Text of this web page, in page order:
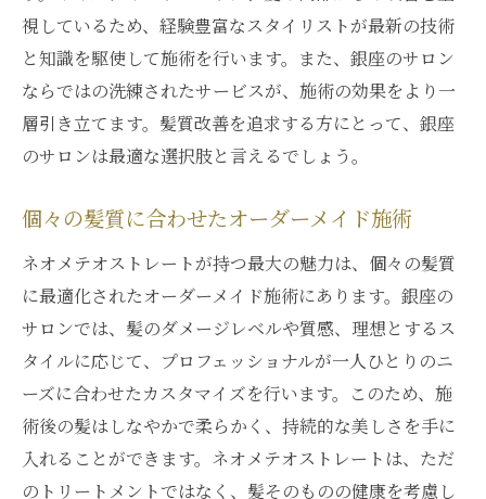
視しているため、経験豊富なスタイリストが最新の技術
と知識を駆使して施術を行います。また、銀座のサロン
ならではの洗練されたサービスが、施術の効果をより一
層引き立てます。髪質改善を追求する方にとって、銀座
のサロンは最適な選択肢と言えるでしょう。
個々の髪質に合わせたオーダーメイド施術
ネオメテオストレートが持つ最大の魅力は、個々の髪質
に最適化されたオーダーメイド施術にあります。銀座の
サロンでは、髪のダメージレベルや質感、理想とするス
タイルに応じて、プロフェッショナルが一人ひとりのニ
ーズに合わせたカスタマイズを行います。このため、施
術後の髪はしなやかで柔らかく、持続的な美しさを手に
入れることができます。ネオメテオストレートは、ただ
のトリートメントではなく、髪そのものの健康を考慮し